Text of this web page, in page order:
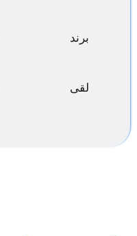
برند
لقی